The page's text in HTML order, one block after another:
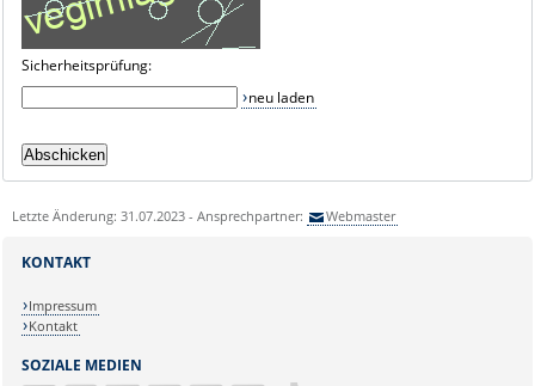
Sicherheitsprüfung:
neu laden
Letzte Änderung: 31.07.2023 - Ansprechpartner: Webmaster
SOZIALE MEDIEN
KONTAKT
Impressum
Kontakt